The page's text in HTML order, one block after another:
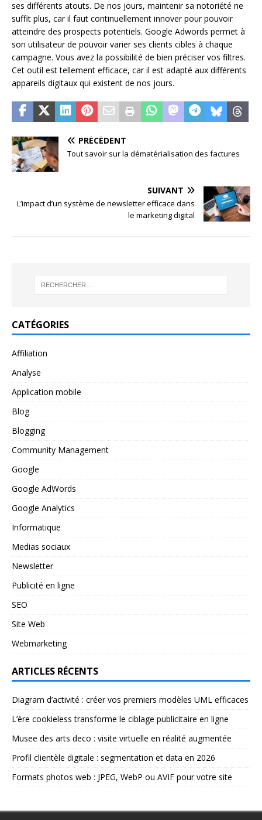
ses différents atouts. De nos jours, maintenir sa notoriété ne
suffit plus, car il faut continuellement innover pour pouvoir
atteindre des prospects potentiels. Google Adwords permet à
son utilisateur de pouvoir varier ses clients cibles à chaque
campagne. Vous avez la possibilité de bien préciser vos filtres.
Cet outil est tellement efficace, car il est adapté aux différents
appareils digitaux qui existent de nos jours.
PRÉCÉDENT
Tout savoir sur la dématérialisation des factures
SUIVANT
L’impact d’un système de newsletter efficace dans
le marketing digital
CATÉGORIES
Affiliation
Analyse
Application mobile
Blog
Blogging
Community Management
Google
Google AdWords
Google Analytics
Informatique
Medias sociaux
Newsletter
Publicité en ligne
SEO
Site Web
Webmarketing
ARTICLES RÉCENTS
Diagram d’activité : créer vos premiers modèles UML efficaces
L’ère cookieless transforme le ciblage publicitaire en ligne
Musee des arts deco : visite virtuelle en réalité augmentée
Profil clientèle digitale : segmentation et data en 2026
Formats photos web : JPEG, WebP ou AVIF pour votre site